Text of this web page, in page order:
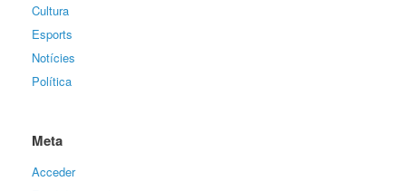
Cultura
Esports
Notícies
Política
Meta
Acceder